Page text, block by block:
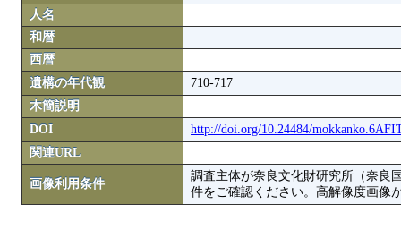
人名
和暦
西暦
遺構の年代観
710-717
木簡説明
DOI
http://doi.org/10.24484/
関連URL
画像利用条件
調査主体が奈良文化財研究所（奈良
件をご確認ください。高解像度画像